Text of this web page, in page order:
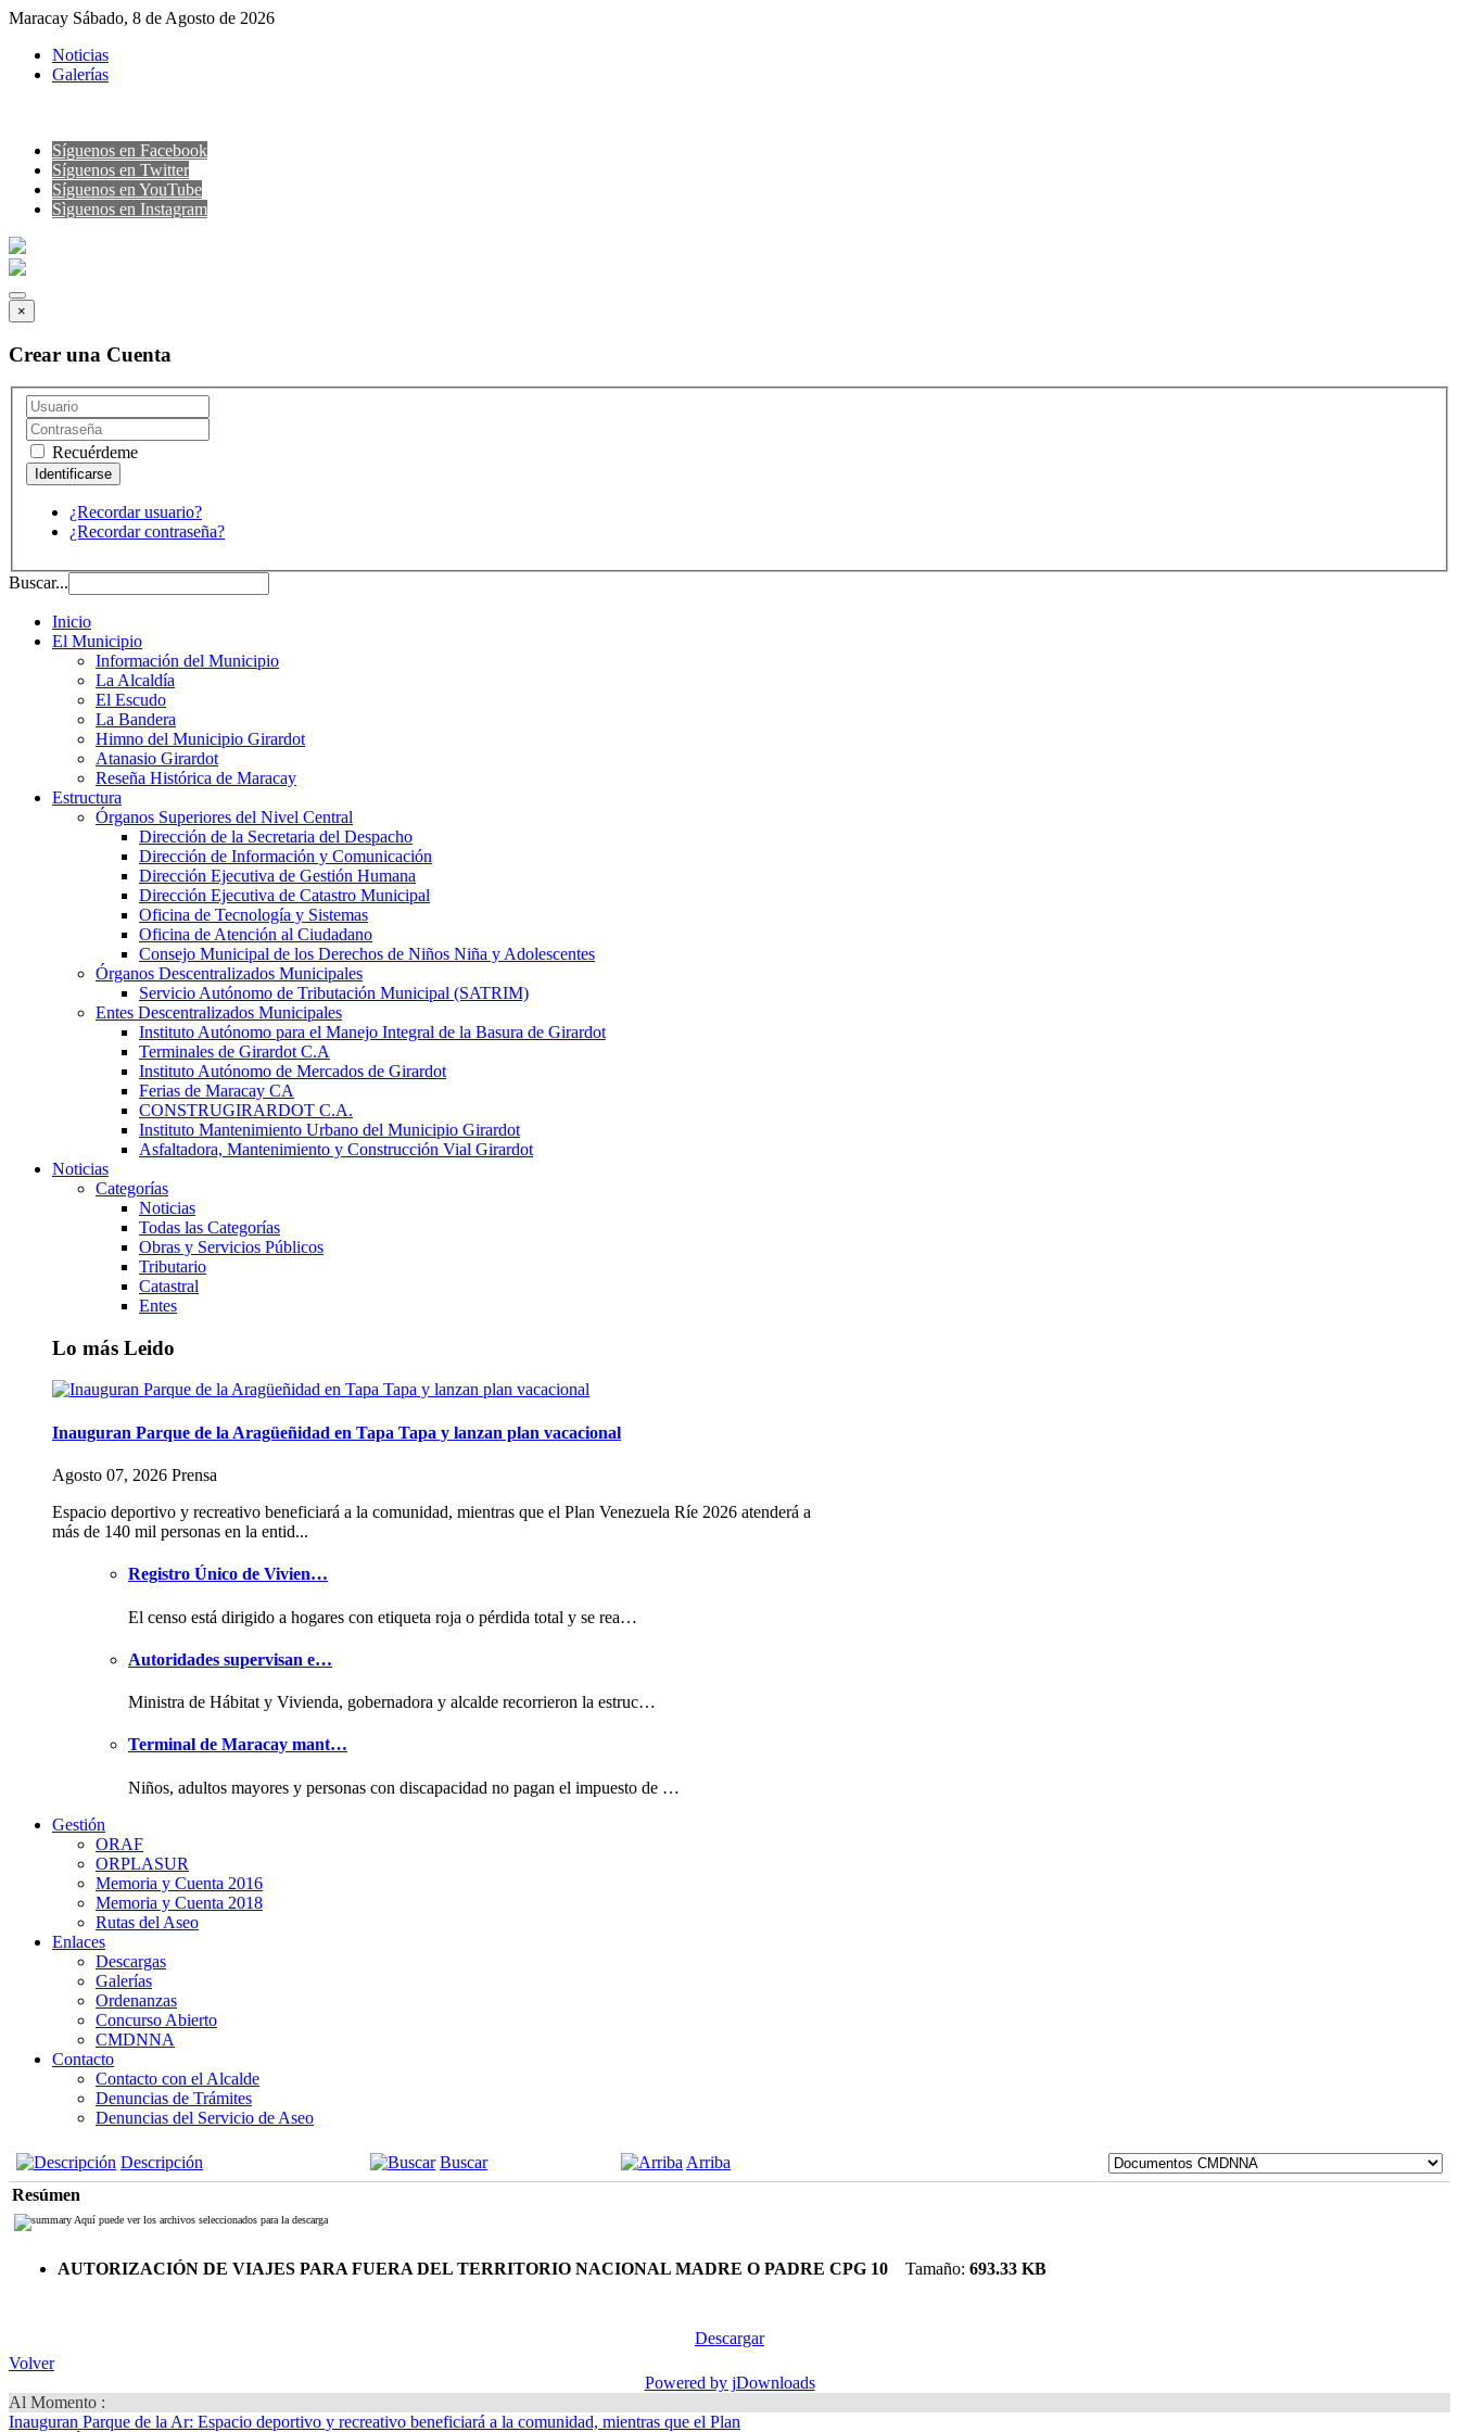
Maracay Sábado, 8 de Agosto de 2026
Noticias
Galerías
Síguenos en Facebook
Síguenos en Twitter
Síguenos en YouTube
Sìguenos en Instagram
×
Crear una Cuenta
Recuérdeme
¿Recordar usuario?
¿Recordar contraseña?
Buscar...
Inicio
El Municipio
Información del Municipio
La Alcaldía
El Escudo
La Bandera
Himno del Municipio Girardot
Atanasio Girardot
Reseña Histórica de Maracay
Estructura
Órganos Superiores del Nivel Central
Dirección de la Secretaria del Despacho
Dirección de Información y Comunicación
Dirección Ejecutiva de Gestión Humana
Dirección Ejecutiva de Catastro Municipal
Oficina de Tecnología y Sistemas
Oficina de Atención al Ciudadano
Consejo Municipal de los Derechos de Niños Niña y Adolescentes
Órganos Descentralizados Municipales
Servicio Autónomo de Tributación Municipal (SATRIM)
Entes Descentralizados Municipales
Instituto Autónomo para el Manejo Integral de la Basura de Girardot
Terminales de Girardot C.A
Instituto Autónomo de Mercados de Girardot
Ferias de Maracay CA
CONSTRUGIRARDOT C.A.
Instituto Mantenimiento Urbano del Municipio Girardot
Asfaltadora, Mantenimiento y Construcción Vial Girardot
Noticias
Categorías
Noticias
Todas las Categorías
Obras y Servicios Públicos
Tributario
Catastral
Entes
Lo más Leido
Inauguran Parque de la Aragüeñidad en Tapa Tapa y lanzan plan vacacional
Agosto 07, 2026 Prensa
Espacio deportivo y recreativo beneficiará a la comunidad, mientras que el Plan Venezuela Ríe 2026 atenderá a
más de 140 mil personas en la entid...
Registro Único de Vivien…
El censo está dirigido a hogares con etiqueta roja o pérdida total y se rea…
Autoridades supervisan e…
Ministra de Hábitat y Vivienda, gobernadora y alcalde recorrieron la estruc…
Terminal de Maracay mant…
Niños, adultos mayores y personas con discapacidad no pagan el impuesto de …
Gestión
ORAF
ORPLASUR
Memoria y Cuenta 2016
Memoria y Cuenta 2018
Rutas del Aseo
Enlaces
Descargas
Galerías
Ordenanzas
Concurso Abierto
CMDNNA
Contacto
Contacto con el Alcalde
Denuncias de Trámites
Denuncias del Servicio de Aseo
Descripción Buscar
Arriba
Resúmen
Aquí puede ver los archivos seleccionados para la descarga
AUTORIZACIÓN DE VIAJES PARA FUERA DEL TERRITORIO NACIONAL MADRE O PADRE CPG 10 Tamaño: 693.33 KB
Descargar
Volver
Powered by jDownloads
Al Momento :
Inauguran Parque de la Ar: Espacio deportivo y recreativo beneficiará a la comunidad, mientras que el Plan